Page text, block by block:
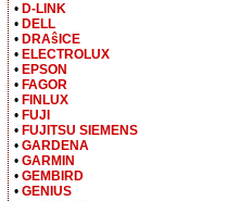
• D-LINK
• DELL
• DRAŝICE
• ELECTROLUX
• EPSON
• FAGOR
• FINLUX
• FUJI
• FUJITSU SIEMENS
• GARDENA
• GARMIN
• GEMBIRD
• GENIUS